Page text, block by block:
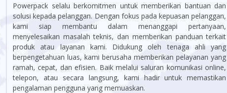
Powerpack selalu berkomitmen untuk memberikan bantuan dan
solusi kepada pelanggan. Dengan fokus pada kepuasan pelanggan,
kami siap membantu dalam menanggapi pertanyaan,
menyelesaikan masalah teknis, dan memberikan panduan terkait
produk atau layanan kami. Didukung oleh tenaga ahli yang
berpengetahuan luas, kami berusaha memberikan pelayanan yang
ramah, cepat, dan efisien. Baik melalui saluran komunikasi online,
telepon, atau secara langsung, kami hadir untuk memastikan
pengalaman pengguna yang memuaskan.